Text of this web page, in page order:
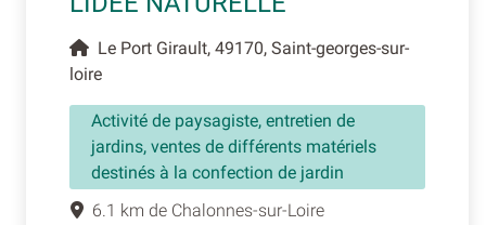
Le Port Girault, 49170, Saint-georges-sur-
loire
Activité de paysagiste, entretien de
jardins, ventes de différents matériels
destinés à la confection de jardin
6.1 km de Chalonnes-sur-Loire